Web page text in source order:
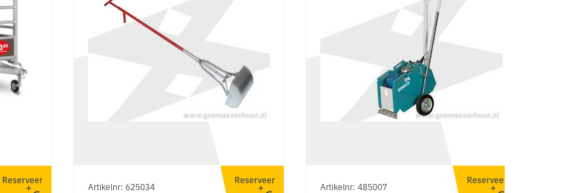
Reserveer
Artikelnr: 625034
Reserveer
Artikelnr: 485007
Reserveer